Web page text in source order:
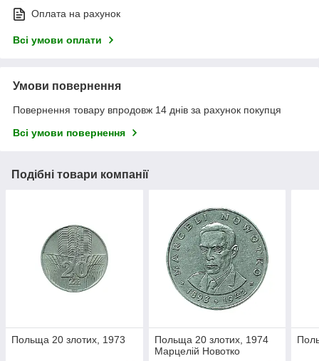
Оплата на рахунок
Всі умови оплати
Умови повернення
Повернення товару впродовж 14 днів за рахунок покупця
Всі умови повернення
Подібні товари компанії
Польща 20 злотих, 1973
Польща 20 злотих, 1974
Марцелій Новотко